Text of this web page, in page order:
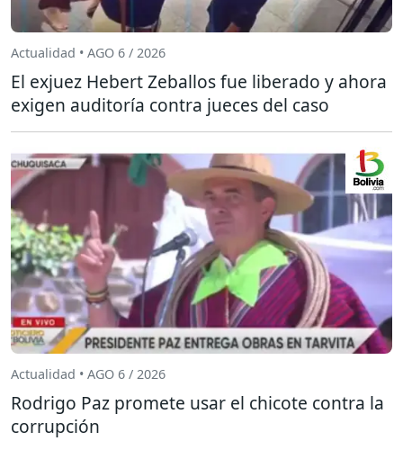
Actualidad • AGO 6 / 2026
El exjuez Hebert Zeballos fue liberado y ahora
exigen auditoría contra jueces del caso
Actualidad • AGO 6 / 2026
Rodrigo Paz promete usar el chicote contra la
corrupción